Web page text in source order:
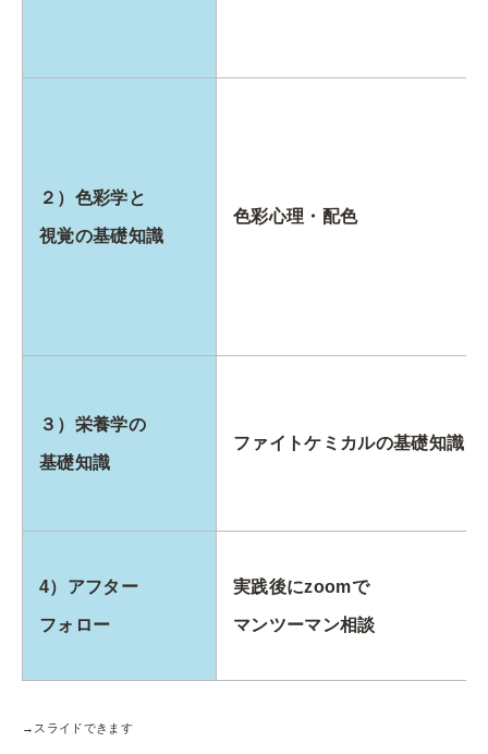
２）色彩学と
視覚の基礎知識
色彩心理・配色
３）栄養学の
基礎知識
ファイトケミカルの基礎知識
4）アフター
フォロー
実践後にzoomで
マンツーマン相談
→スライドできます